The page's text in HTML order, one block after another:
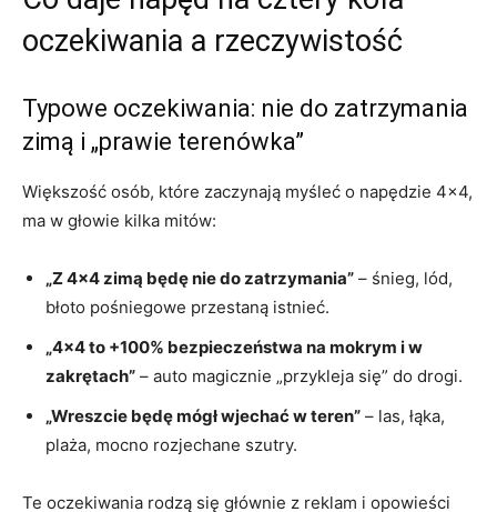
oczekiwania a rzeczywistość
Typowe oczekiwania: nie do zatrzymania
zimą i „prawie terenówka”
Większość osób, które zaczynają myśleć o napędzie 4×4,
ma w głowie kilka mitów:
„Z 4×4 zimą będę nie do zatrzymania” – śnieg, lód,
błoto pośniegowe przestaną istnieć.
„4×4 to +100% bezpieczeństwa na mokrym i w
zakrętach” – auto magicznie „przykleja się” do drogi.
„Wreszcie będę mógł wjechać w teren” – las, łąka,
plaża, mocno rozjechane szutry.
Te oczekiwania rodzą się głównie z reklam i opowieści